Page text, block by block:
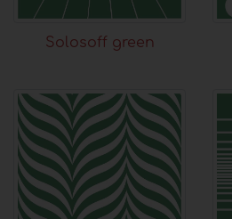
Solosoff green